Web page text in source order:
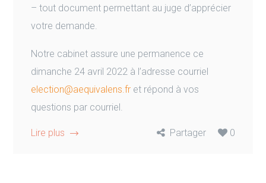
– tout document permettant au juge d’apprécier
votre demande.
Notre cabinet assure une permanence ce
dimanche 24 avril 2022 à l’adresse courriel
election@aequivalens.fr et répond à vos
questions par courriel.
Lire plus Partager 0